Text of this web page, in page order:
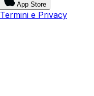
App Store
Termini e Privacy